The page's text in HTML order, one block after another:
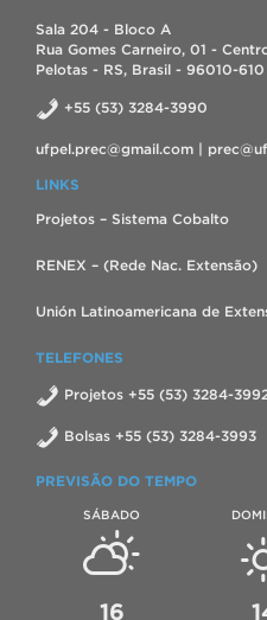
Sala 204 - Bloco A
Rua Gomes Carneiro, 01 -
Pelotas - RS, Brasil - 96010-610
+55 (53) 3284-3990
ufpel.prec@gmail.com |
LINKS
Projetos – Sistema Cobalto
RENEX – (Rede Nac. Extensão)
Unión Latinoamericana de
TELEFONES
Projetos +55 (53) 3284-
Bolsas +55 (53) 3284-3993
PREVISÃO DO TEMPO
SÁBADO
16